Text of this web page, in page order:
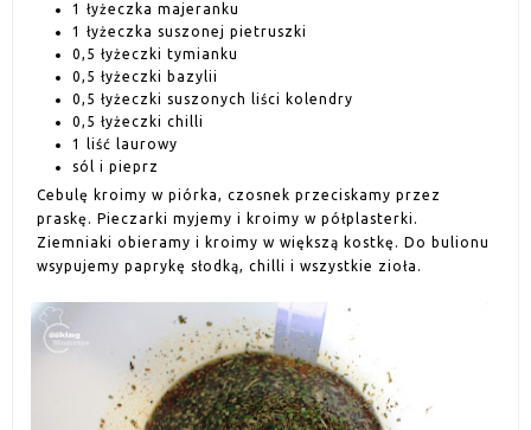
1 łyżeczka majeranku
1 łyżeczka suszonej pietruszki
0,5 łyżeczki tymianku
0,5 łyżeczki bazylii
0,5 łyżeczki suszonych liści kolendry
0,5 łyżeczki chilli
1 liść laurowy
sól i pieprz
Cebulę kroimy w piórka, czosnek przeciskamy przez
praskę. Pieczarki myjemy i kroimy w półplasterki.
Ziemniaki obieramy i kroimy w większą kostkę. Do bulionu
wsypujemy paprykę słodką, chilli i wszystkie zioła.